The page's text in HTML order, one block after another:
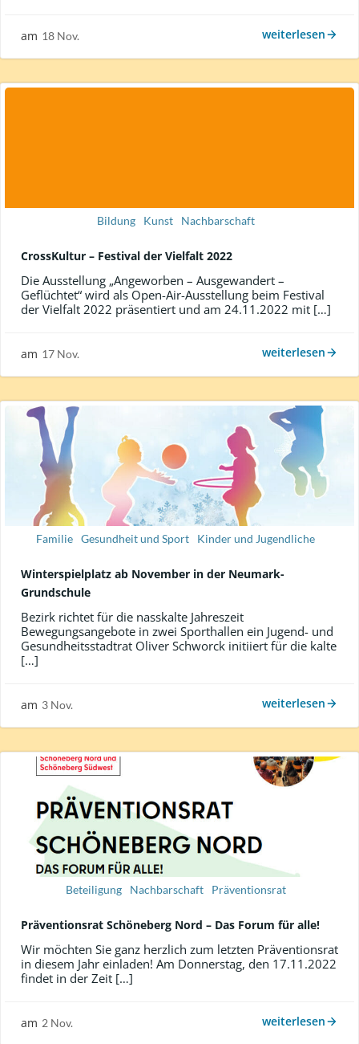
am 18 Nov. weiterlesen
Bildung Kunst Nachbarschaft
CrossKultur – Festival der Vielfalt 2022
Die Ausstellung „Angeworben – Ausgewandert –
Geflüchtet“ wird als Open-Air-Ausstellung beim Festival
der Vielfalt 2022 präsentiert und am 24.11.2022 mit […]
am 17 Nov. weiterlesen
Familie Gesundheit und Sport Kinder und Jugendliche
Winterspielplatz ab November in der Neumark-
Grundschule
Bezirk richtet für die nasskalte Jahreszeit
Bewegungsangebote in zwei Sporthallen ein Jugend- und
Gesundheitsstadtrat Oliver Schworck initiiert für die kalte
[…]
am 3 Nov. weiterlesen
Beteiligung Nachbarschaft Präventionsrat
Präventionsrat Schöneberg Nord – Das Forum für alle!
Wir möchten Sie ganz herzlich zum letzten Präventionsrat
in diesem Jahr einladen! Am Donnerstag, den 17.11.2022
findet in der Zeit […]
am 2 Nov. weiterlesen